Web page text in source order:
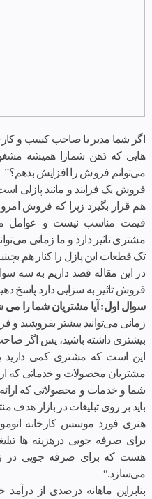
اگر شما مدیر یا صاحب کسب و
هایی که ذهن شمارا همیشه
می‌توانم فروش را افزایش بدهم؟”
فروش یک فرایند و مانند پازلی
هم قرار بگیرد زیرا که فروش
قیمت مناسب نیست و عوامل
مشتری تاثیر دارد و ما زمانی
تک قطعات این پازل را کنار هم
در این مقاله قصد داریم به سه
فروش تاثیر به سزایی دارد پاسخ
سوال اول: آیا مشتریان شما را می
زمانی می‌‌‌توانید بیشتر بفروشید
بیشتری داشته باشید، پس اگر
این است که مشتری کمی دارید
مشتریان محصولات و خدماتی که
شما و خدمات و محصولاتی که ارائه
باید بر روی تبلیغات در بازار هدف
هنری فورد موسس کارخانه
برای صرفه جویی درهزینه ها
هست که برای صرفه جویی در
می‌سازد.“
بنابراین ماهانه درصدی از